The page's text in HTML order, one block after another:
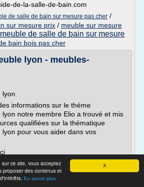
X
ce site, vous acceptez
proposer des contenus et
En savoir plus
de-la-salle-de-bain.com
de salle de bain sur mesure pas cher /
sur mesure prix / meuble sur mesure
meuble de salle de bain sur mesure
bain bois pas cher
lyon - meubles-
lyon
informations sur le thème
notre membre Elio a trouvé et mis
qualifiées sur la thématique
pour vous aider dans vos
artisanale, de meubles en bois,
création sur-mesure, peinture...